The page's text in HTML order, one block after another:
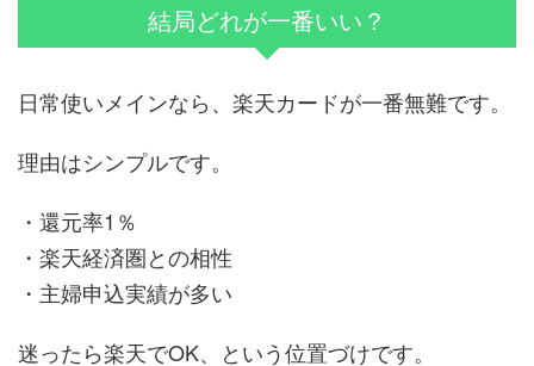
結局どれが一番いい？
日常使いメインなら、楽天カードが一番無難です。
理由はシンプルです。
・還元率1％
・楽天経済圏との相性
・主婦申込実績が多い
迷ったら楽天でOK、という位置づけです。